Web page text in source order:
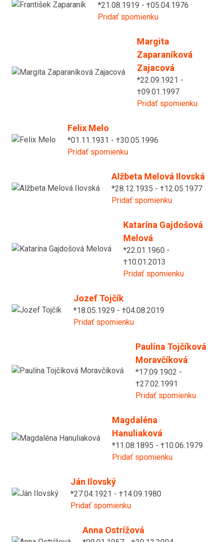
*21.08.1919 - †05.04.1976
Pridať spomienku
Margita
Zaparaníková
Zajacová
*22.09.1921 -
†09.01.1997
Pridať spomienku
Felix Melo
*01.11.1931 - †30.05.1996
Pridať spomienku
Alžbeta Melová Ilovská
*28.12.1935 - †12.05.1977
Pridať spomienku
Katarína Gajdošová
Melová
*22.01.1960 -
†10.01.2013
Pridať spomienku
Jozef Tojčík
*18.05.1929 - †04.08.2019
Pridať spomienku
Paulína Tojčíková
Moravčíková
*17.09.1902 -
†27.02.1991
Pridať spomienku
Magdaléna
Hanuliaková
*11.08.1895 - †10.06.1979
Pridať spomienku
Ján Ilovský
*27.04.1921 - †14.09.1980
Pridať spomienku
Anna Ostrížová